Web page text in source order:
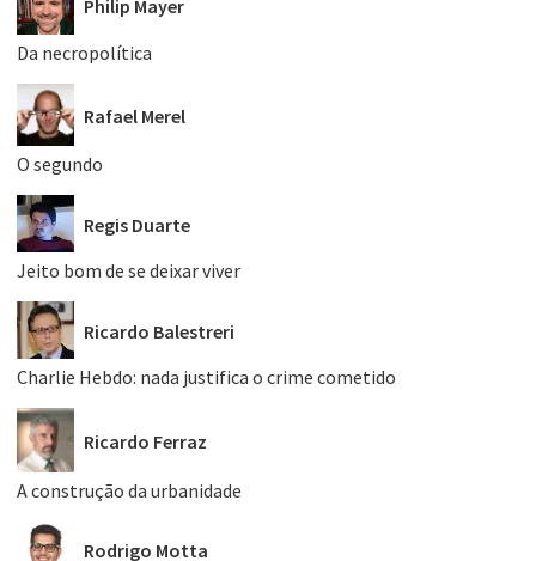
Philip Mayer
Da necropolítica
Rafael Merel
O segundo
Regis Duarte
Jeito bom de se deixar viver
Ricardo Balestreri
Charlie Hebdo: nada justifica o crime cometido
Ricardo Ferraz
A construção da urbanidade
Rodrigo Motta